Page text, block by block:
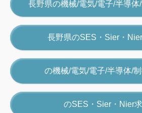
長野県の機械/電気/電子/半導体
長野県のSES・Sier・
の機械/電気/電子/半導体/制
のSES・Sier・Nier